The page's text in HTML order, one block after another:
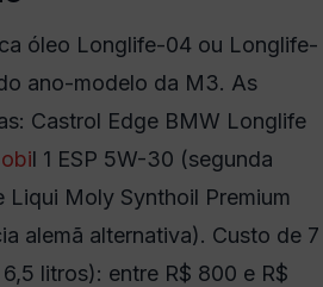
óleo Longlife-04 ou Longlife-
ano-modelo da M3. As
Castrol Edge BMW Longlife
l 1 ESP 5W-30 (segunda
Liqui Moly Synthoil Premium
alemã alternativa). Custo de 7
litros): entre R$ 800 e R$